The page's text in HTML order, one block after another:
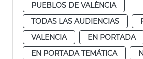
PUEBLOS DE VALÈNCIA
TODAS LAS AUDIENCIAS
VALENCIA
EN PORTADA
EN PORTADA TEMÁTICA